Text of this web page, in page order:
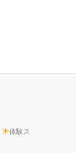
体験ス